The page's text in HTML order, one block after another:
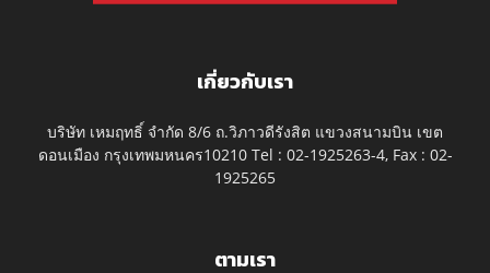
เกี่ยวกับเรา
บริษัท เหมฤทธิ์ จำกัด 8/6 ถ.วิภาวดีรังสิต แขวงสนามบิน เขต
ดอนเมือง กรุงเทพมหนคร10210 Tel : 02-1925263-4, Fax : 02-
1925265
ตามเรา